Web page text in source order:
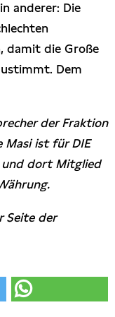
anderer: Die
damit die Große
Dem
der Fraktion
Masi ist für DIE
und dort Mitglied
Seite der